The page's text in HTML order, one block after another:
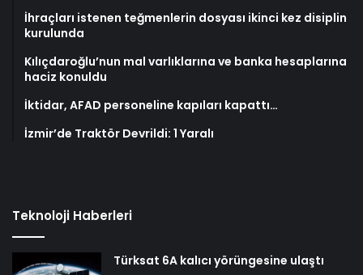
İhraçları istenen teğmenlerin dosyası ikinci kez disiplin
kurulunda
Kılıçdaroğlu’nun mal varlıklarına ve banka hesaplarına
haciz konuldu
İktidar, AFAD personeline kapıları kapattı…
İzmir’de Traktör Devrildi: 1 Yaralı
Teknoloji Haberleri
Türksat 6A kalıcı yörüngesine ulaştı